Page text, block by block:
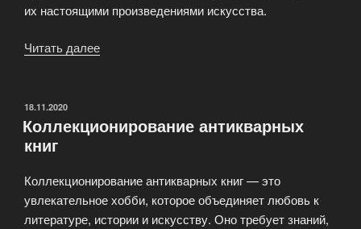
их настоящими произведениями искусства.
Читать далее
языках»
ОПУБЛИКОВАНО
18.11.2020
Коллекционирование антикварных
книг
Коллекционирование антикварных книг — это
увлекательное хобби, которое объединяет любовь к
литературе, истории и искусству. Оно требует знаний,